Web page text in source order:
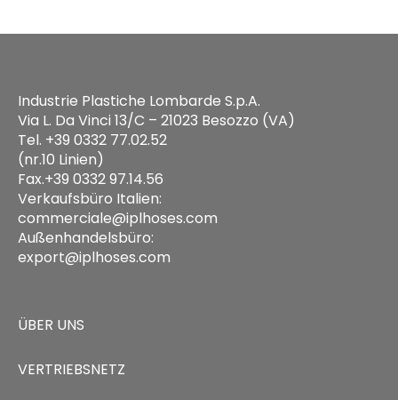
Industrie Plastiche Lombarde S.p.A.
Via L. Da Vinci 13/C – 21023 Besozzo (VA)
Tel. +39 0332 77.02.52
(nr.10 Linien)
Fax.+39 0332 97.14.56
Verkaufsbüro Italien:
commerciale@iplhoses.com
Außenhandelsbüro:
export@iplhoses.com
ÜBER UNS
VERTRIEBSNETZ